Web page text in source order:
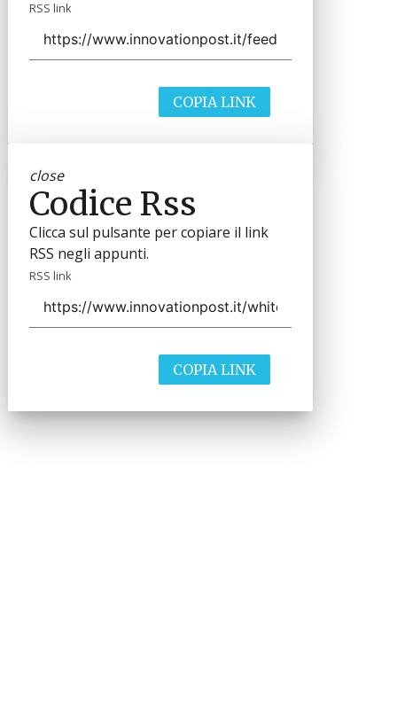
RSS link
COPIA LINK
close
Codice Rss
Clicca sul pulsante per copiare il link
RSS negli appunti.
RSS link
COPIA LINK